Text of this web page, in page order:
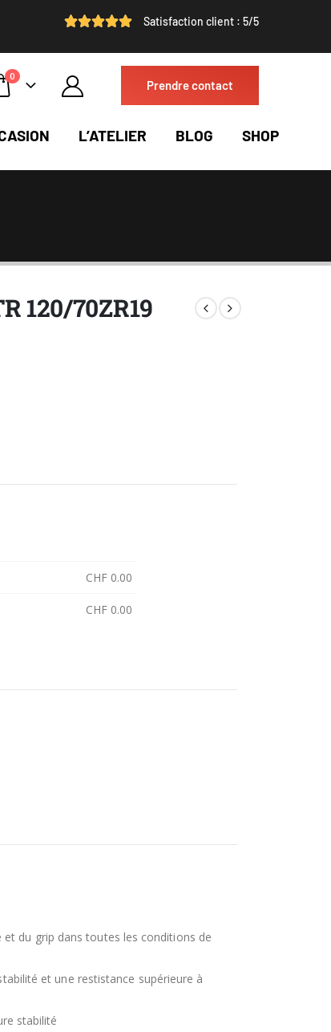
Satisfaction client : 5/5
0
Prendre contact
L’ATELIER BLOG SHOP
120/70ZR19
CHF 0.00
CHF 0.00
du grip dans toutes les conditions de
et une restistance supérieure à
stabilité